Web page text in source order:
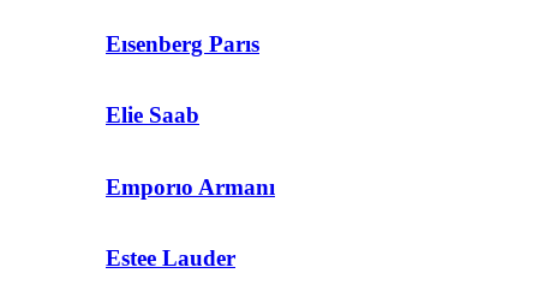
Eısenberg Parıs
Elie Saab
Emporıo Armanı
Estee Lauder